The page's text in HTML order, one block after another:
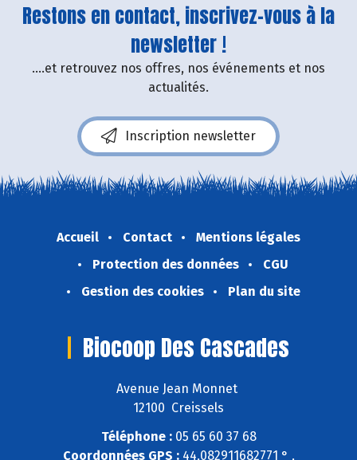
Restons en contact, inscrivez-vous à la
newsletter !
....et retrouvez nos offres, nos événements et nos
actualités.
Inscription newsletter
Accueil Contact
Mentions légales
Protection des données
CGU
Gestion des cookies
Plan du site
Biocoop Des Cascades
Avenue Jean Monnet
12100 Creissels
Téléphone :05 65 60 37 68
Coordonnées GPS :44,082911682771 ° ,